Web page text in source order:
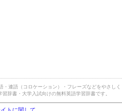
・連語（コロケーション）・フレーズなどをやさしく
辞書・大学入試向けの無料英語学習辞書です。